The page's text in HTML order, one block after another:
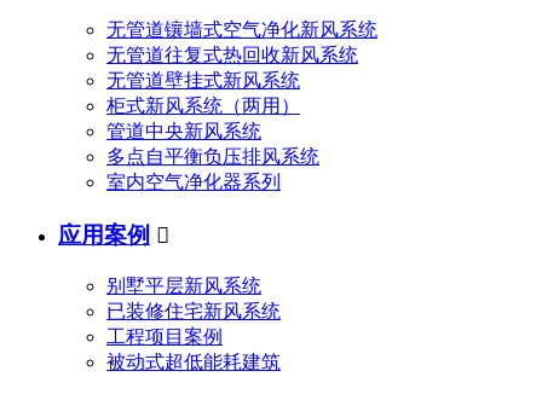
无管道镶墙式空气净化新风系统
无管道往复式热回收新风系统
无管道壁挂式新风系统
柜式新风系统（两用）
管道中央新风系统
多点自平衡负压排风系统
室内空气净化器系列
应用案例 
别墅平层新风系统
已装修住宅新风系统
工程项目案例
被动式超低能耗建筑